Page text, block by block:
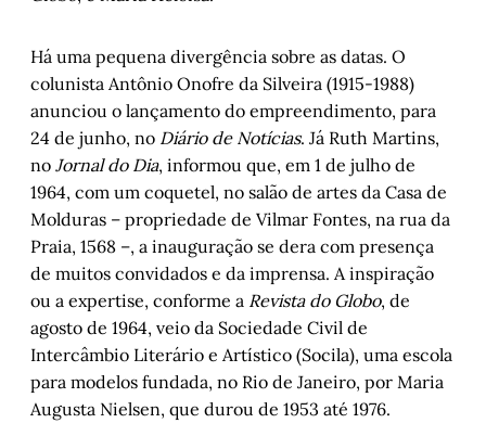
Moreira
Romance de Sandro Veronesi reinventa o
tema do primeiro beijo, por Juremir
Machado da Silva
Há uma pequena divergência sobre as datas. O
colunista Antônio Onofre da Silveira (1915-1988)
anunciou o lançamento do empreendimento, para
24 de junho, no Diário de Notícias. Já Ruth Martins,
no Jornal do Dia, informou que, em 1 de julho de
1964, com um coquetel, no salão de artes da Casa de
Molduras – propriedade de Vilmar Fontes, na rua da
Praia, 1568 –, a inauguração se dera com presença
de muitos convidados e da imprensa. A inspiração
ou a expertise, conforme a Revista do Globo, de
agosto de 1964, veio da Sociedade Civil de
Intercâmbio Literário e Artístico (Socila), uma escola
para modelos fundada, no Rio de Janeiro, por Maria
Augusta Nielsen, que durou de 1953 até 1976.